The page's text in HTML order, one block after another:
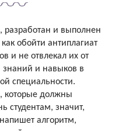
разработан и выполнен
обойти антиплагиат
и не отвлекал их от
знаний и навыков в
специальности.
которые должны
студентам, значит,
алгоритм,